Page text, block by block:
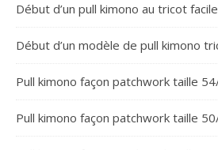
Début d’un pull kimono au tricot facile
Début d’un modèle de pull kimono
Pull kimono façon patchwork taille
Pull kimono façon patchwork taille